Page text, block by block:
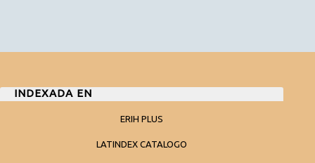
INDEXADA EN
ERIH PLUS
LATINDEX CATALOGO